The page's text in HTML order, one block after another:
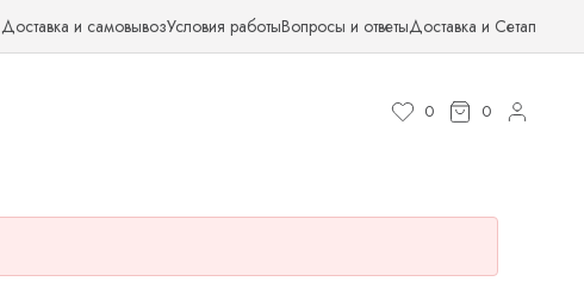
Доставка и самовывозУсловия работыВопросы и ответыДоставка и Сетап
0 0